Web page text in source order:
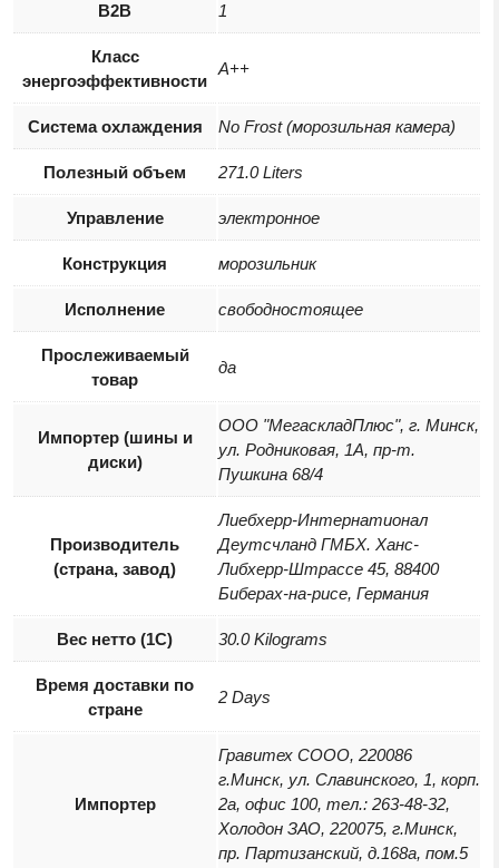
B2B 1
Класс
энергоэффективности
A++
Система охлаждения No Frost (морозильная камера)
Полезный объем 271.0 Liters
Управление электронное
Конструкция морозильник
Исполнение свободностоящее
Прослеживаемый
товар
да
Импортер (шины и
диски)
ООО "МегаскладПлюс", г. Минск,
ул. Родниковая, 1А, пр-т.
Пушкина 68/4
Производитель
(страна, завод)
Лиебхерр-Интернатионал
Деутсчланд ГМБХ. Ханс-
Либхерр-Штрассе 45, 88400
Биберах-на-рисе, Германия
Вес нетто (1С) 30.0 Kilograms
Время доставки по
стране
2 Days
Импортер
Гравитех СООО, 220086
г.Минск, ул. Славинского, 1, корп.
2а, офис 100, тел.: 263-48-32,
Холодон ЗАО, 220075, г.Минск,
пр. Партизанский, д.168а, пом.5